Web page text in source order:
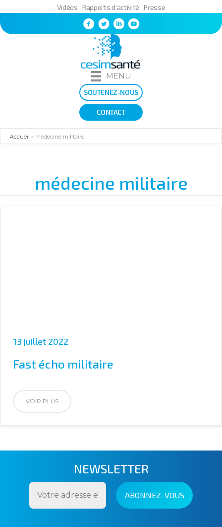
Vidéos Rapports d’activité Presse
MENU
SOUTENEZ-NOUS
CONTACT
Accueil » médecine militaire
médecine militaire
13 juillet 2022
Fast écho militaire
VOIR PLUS
NEWSLETTER